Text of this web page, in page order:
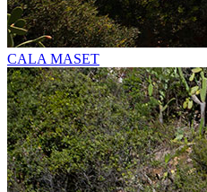
CALA MASET